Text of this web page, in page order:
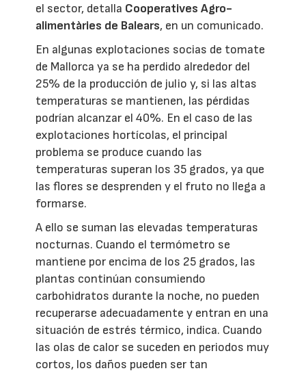
el sector, detalla Cooperatives Agro-
alimentàries de Balears, en un comunicado.
En algunas explotaciones socias de tomate
de Mallorca ya se ha perdido alrededor del
25% de la producción de julio y, si las altas
temperaturas se mantienen, las pérdidas
podrían alcanzar el 40%. En el caso de las
explotaciones hortícolas, el principal
problema se produce cuando las
temperaturas superan los 35 grados, ya que
las flores se desprenden y el fruto no llega a
formarse.
A ello se suman las elevadas temperaturas
nocturnas. Cuando el termómetro se
mantiene por encima de los 25 grados, las
plantas continúan consumiendo
carbohidratos durante la noche, no pueden
recuperarse adecuadamente y entran en una
situación de estrés térmico, indica. Cuando
las olas de calor se suceden en periodos muy
cortos, los daños pueden ser tan